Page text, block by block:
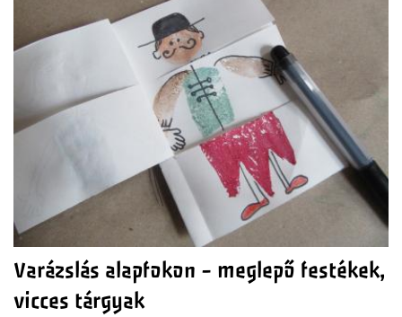
Varázslás alapfokon - meglepő festékek,
vicces tárgyak